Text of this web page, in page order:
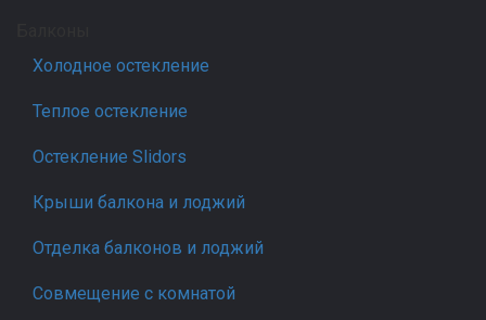
Холодное остекление
Теплое остекление
Остекление Slidors
Крыши балкона и лоджий
Отделка балконов и лоджий
Совмещение с комнатой